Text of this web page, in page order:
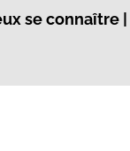
se connaître|